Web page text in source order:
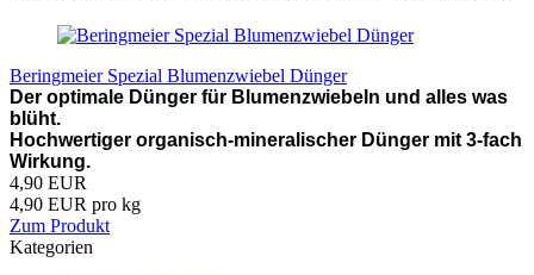
Beringmeier Spezial Blumenzwiebel Dünger
Der optimale Dünger für Blumenzwiebeln und alles was
blüht.
Hochwertiger organisch-mineralischer Dünger mit 3-fach
Wirkung.
4,90 EUR
4,90 EUR pro kg
Zum Produkt
Kategorien